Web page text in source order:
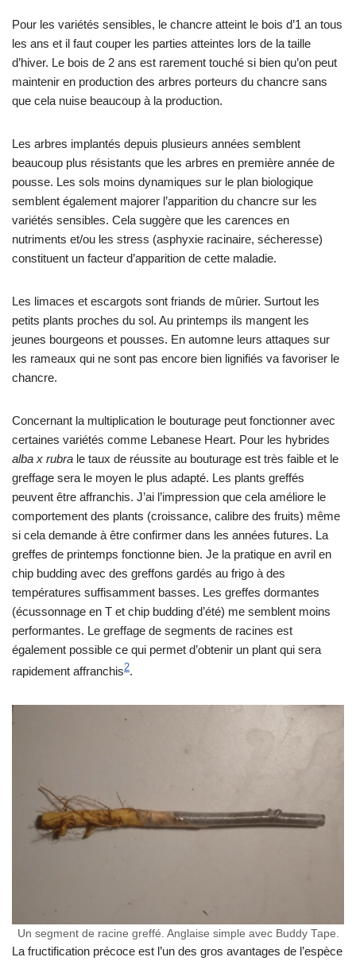
Pour les variétés sensibles, le chancre atteint le bois d’1 an tous
les ans et il faut couper les parties atteintes lors de la taille
d’hiver. Le bois de 2 ans est rarement touché si bien qu’on peut
maintenir en production des arbres porteurs du chancre sans
que cela nuise beaucoup à la production.
Les arbres implantés depuis plusieurs années semblent
beaucoup plus résistants que les arbres en première année de
pousse. Les sols moins dynamiques sur le plan biologique
semblent également majorer l’apparition du chancre sur les
variétés sensibles. Cela suggère que les carences en
nutriments et/ou les stress (asphyxie racinaire, sécheresse)
constituent un facteur d’apparition de cette maladie.
Les limaces et escargots sont friands de mûrier. Surtout les
petits plants proches du sol. Au printemps ils mangent les
jeunes bourgeons et pousses. En automne leurs attaques sur
les rameaux qui ne sont pas encore bien lignifiés va favoriser le
chancre.
Concernant la multiplication le bouturage peut fonctionner avec
certaines variétés comme Lebanese Heart. Pour les hybrides
alba x rubra le taux de réussite au bouturage est très faible et le
greffage sera le moyen le plus adapté. Les plants greffés
peuvent être affranchis. J’ai l’impression que cela améliore le
comportement des plants (croissance, calibre des fruits) même
si cela demande à être confirmer dans les années futures. La
greffes de printemps fonctionne bien. Je la pratique en avril en
chip budding avec des greffons gardés au frigo à des
températures suffisamment basses. Les greffes dormantes
(écussonnage en T et chip budding d’été) me semblent moins
performantes. Le greffage de segments de racines est
également possible ce qui permet d’obtenir un plant qui sera
rapidement affranchis2.
Un segment de racine greffé. Anglaise simple avec Buddy Tape.
La fructification précoce est l’un des gros avantages de l’espèce